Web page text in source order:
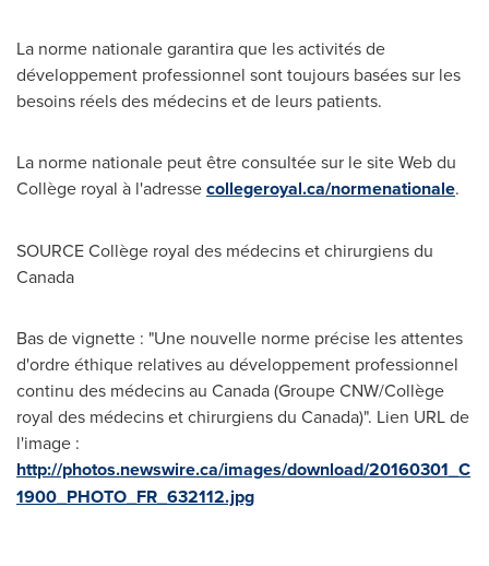
La norme nationale garantira que les activités de
développement professionnel sont toujours basées sur les
besoins réels des médecins et de leurs patients.
La norme nationale peut être consultée sur le site Web du
Collège royal à l'adressecollegeroyal.ca/normenationale.
SOURCE Collège royal des médecins et chirurgiens du
Canada
Bas de vignette : "Une nouvelle norme précise les attentes
d'ordre éthique relatives au développement professionnel
continu des médecins au Canada (Groupe CNW/Collège
royal des médecins et chirurgiens du Canada)". Lien URL de
l'image :
http://photos.newswire.ca/images/download/20160301_C
1900_PHOTO_FR_632112.jpg